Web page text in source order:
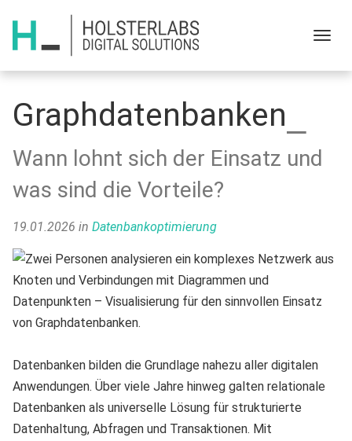
Menu
Graphdatenbanken
Wann lohnt sich der Einsatz und
was sind die Vorteile?
19.01.2026 in Datenbankoptimierung
Datenbanken bilden die Grundlage nahezu aller digitalen
Anwendungen. Über viele Jahre hinweg galten relationale
Datenbanken als universelle Lösung für strukturierte
Datenhaltung, Abfragen und Transaktionen. Mit